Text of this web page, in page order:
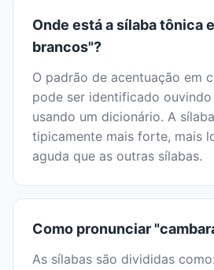
Onde está a sílaba tônica
brancos"?
O padrão de acentuação em
pode ser identificado
usando um dicionário. A
tipicamente mais forte, mais
aguda que as outras sílabas.
Como pronunciar
As sílabas são divididas como: